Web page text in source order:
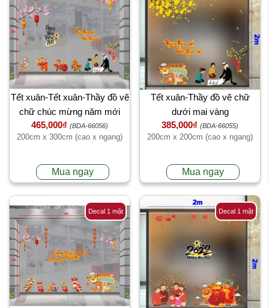
Tết xuân-Tết xuân-Thầy đồ vẽ
chữ chúc mừng năm mới
465,000₫ (BDA-66056)
200cm x 300cm (cao x ngang)
Mua ngay
Tết xuân-Thầy đồ vẽ chữ
dưới mai vàng
385,000₫ (BDA-66055)
200cm x 200cm (cao x ngang)
Mua ngay
Decal 1 mặt Decal 1 mặt